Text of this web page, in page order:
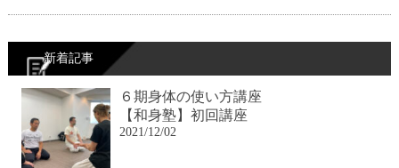
新着記事
６期身体の使い方講座
【和身塾】初回講座
2021/12/02